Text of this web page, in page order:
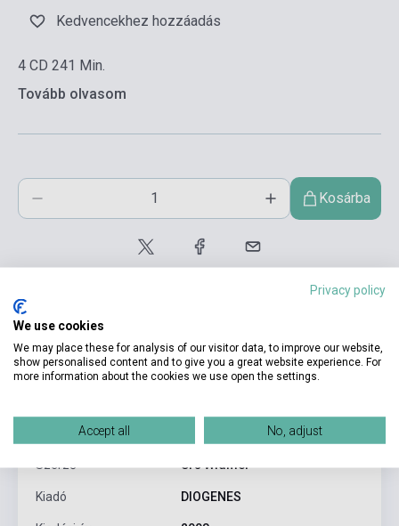
Kedvencekhez hozzáadás
4 CD 241 Min.
Tovább olvasom
Kosárba
Termékjellemzők
9783257802023
Szerző Urs Widmer
Kiadó DIOGENES
Privacy policy
We use cookies
We may place these for analysis of our visitor data, to improve our website,
show personalised content and to give you a great website experience. For
more information about the cookies we use open the settings.
Accept all No, adjust